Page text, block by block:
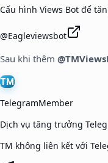
Cấu hình Views Bot để
@Eagleviewsbot
Sau khi thêm
TM
TelegramMember
Dịch vụ tăng trưởng
TM không liên kết với